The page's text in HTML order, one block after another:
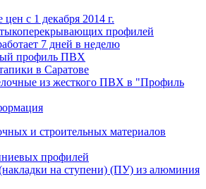
с 1 декабря 2014 г.
профилей
7 дней в неделю
профиль ПВХ
в Саратове
из жесткого ПВХ в "Профиль
и строительных материалов
профилей
на ступени) (ПУ) из алюминия